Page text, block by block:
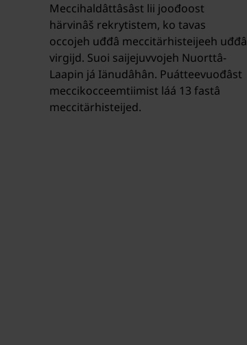
Meccihaldâttâsâst lii joođoost
härvinâš rekrytistem, ko tavas
occojeh uđđâ meccitärhisteijeeh uđđâ
virgijd. Suoi saijejuvvojeh Nuorttâ-
Laapin já Iänudâhân. Puátteevuođâst
meccikocceemtiimist láá 13 fastâ
meccitärhisteijed.